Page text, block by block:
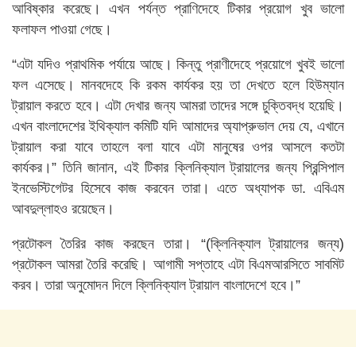
আবিষ্কার করেছে। এখন পর্যন্ত প্রাণিদেহে টিকার প্রয়োগ খুব ভালো
ফলাফল পাওয়া গেছে।
“এটা যদিও প্রাথমিক পর্যায়ে আছে। কিন্তু প্রাণীদেহে প্রয়োগে খুবই ভালো
ফল এসেছে। মানবদেহে কি রকম কার্যকর হয় তা দেখতে হলে হিউম্যান
ট্রায়াল করতে হবে। এটা দেখার জন্য আমরা তাদের সঙ্গে চুক্তিবদ্ধ হয়েছি।
এখন বাংলাদেশের ইথিক্যাল কমিটি যদি আমাদের অ্যাপ্রুভাল দেয় যে, এখানে
ট্রায়াল করা যাবে তাহলে বলা যাবে এটা মানুষের ওপর আসলে কতটা
কার্যকর।” তিনি জানান, এই টিকার ক্লিনিক্যাল ট্রায়ালের জন্য প্রিন্সিপাল
ইনভেস্টিগেটর হিসেবে কাজ করবেন তারা। এতে অধ্যাপক ডা. এবিএম
আবদুল্লাহও রয়েছেন।
প্রটোকল তৈরির কাজ করছেন তারা। “(ক্লিনিক্যাল ট্রায়ালের জন্য)
প্রটোকল আমরা তৈরি করেছি। আগামী সপ্তাহে এটা বিএমআরসিতে সাবমিট
করব। তারা অনুমোদন দিলে ক্লিনিক্যাল ট্রায়াল বাংলাদেশে হবে।”